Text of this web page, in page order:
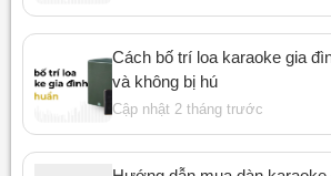
Cách bố trí loa karaoke gia
và không bị hú
Cập nhật 2 tháng trước